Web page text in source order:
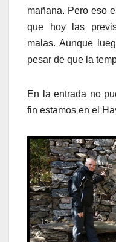
mañana. Pero eso
que hoy las
malas. Aunque
pesar de que la
En la entrada no
fin estamos en el